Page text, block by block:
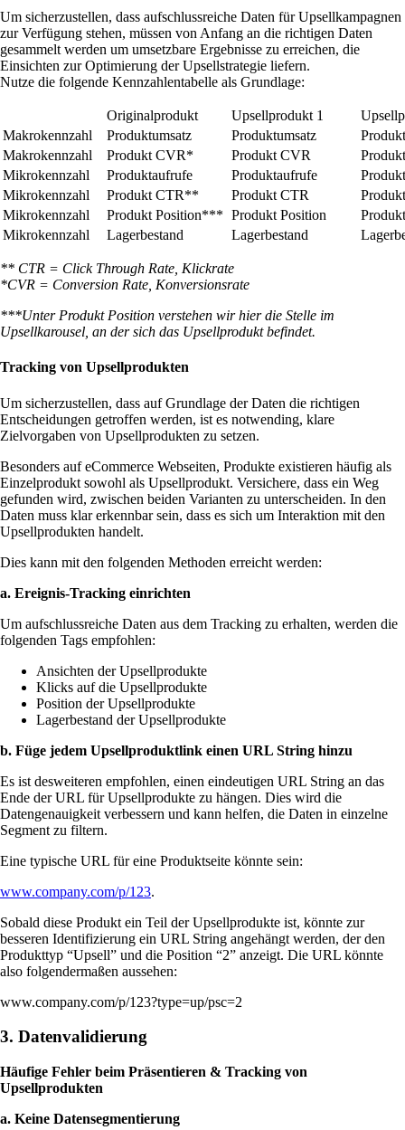
Um sicherzustellen, dass aufschlussreiche Daten für Upsellkampagnen
zur Verfügung stehen, müssen von Anfang an die richtigen Daten
gesammelt werden um umsetzbare Ergebnisse zu erreichen, die
Einsichten zur Optimierung der Upsellstrategie liefern.
Nutze die folgende Kennzahlentabelle als Grundlage:
Originalprodukt Upsellprodukt 1
Makrokennzahl
Produktumsatz Produktumsatz
Makrokennzahl
Produkt CVR* Produkt CVR
Mikrokennzahl
Produktaufrufe Produktaufrufe
Mikrokennzahl
Produkt CTR** Produkt CTR
Mikrokennzahl
Produkt Position*** Produkt Position
Mikrokennzahl
Lagerbestand Lagerbestand
** CTR = Click Through Rate, Klickrate
*CVR = Conversion Rate, Konversionsrate
***Unter Produkt Position verstehen wir hier die Stelle im
Upsellkarousel, an der sich das Upsellprodukt befindet.
Tracking von Upsellprodukten
Um sicherzustellen, dass auf Grundlage der Daten die richtigen
Entscheidungen getroffen werden, ist es notwending, klare
Zielvorgaben von Upsellprodukten zu setzen.
Besonders auf eCommerce Webseiten, Produkte existieren häufig als
Einzelprodukt sowohl als Upsellprodukt. Versichere, dass ein Weg
gefunden wird, zwischen beiden Varianten zu unterscheiden. In den
Daten muss klar erkennbar sein, dass es sich um Interaktion mit den
Upsellprodukten handelt.
Dies kann mit den folgenden Methoden erreicht werden:
a. Ereignis-Tracking einrichten
Um aufschlussreiche Daten aus dem Tracking zu erhalten, werden die
folgenden Tags empfohlen:
Ansichten der Upsellprodukte
Klicks auf die Upsellprodukte
Position der Upsellprodukte
Lagerbestand der Upsellprodukte
b. Füge jedem Upsellproduktlink einen URL String hinzu
Es ist desweiteren empfohlen, einen eindeutigen URL String an das
Ende der URL für Upsellprodukte zu hängen. Dies wird die
Datengenauigkeit verbessern und kann helfen, die Daten in einzelne
Segment zu filtern.
Eine typische URL für eine Produktseite könnte sein:
www.company.com/p/123.
Sobald diese Produkt ein Teil der Upsellprodukte ist, könnte zur
besseren Identifizierung ein URL String angehängt werden, der den
Produkttyp “Upsell” und die Position “2” anzeigt. Die URL könnte
also folgendermaßen aussehen:
www.company.com/p/123?type=up/psc=2
3. Datenvalidierung
Häufige Fehler beim Präsentieren & Tracking von
Upsellprodukten
a. Keine Datensegmentierung